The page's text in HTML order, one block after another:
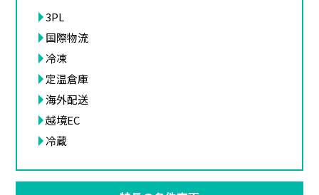
3PL
国際物流
冷凍
定温倉庫
海外配送
越境EC
冷蔵